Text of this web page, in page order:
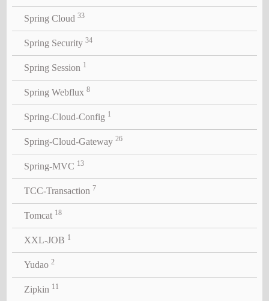
Spring Cloud 33
Spring Security 34
Spring Session 1
Spring Webflux 8
Spring-Cloud-Config 1
Spring-Cloud-Gateway 26
Spring-MVC 13
TCC-Transaction 7
Tomcat 18
XXL-JOB 1
Yudao 2
Zipkin 11